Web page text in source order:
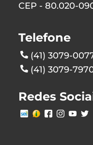
CEP - 80.020-
Telefone
(41) 3079-
(41) 3079-
Redes